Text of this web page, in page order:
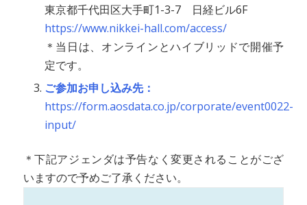
東京都千代田区大手町1-3-7 日経ビル6F
https://www.nikkei-hall.com/access/
＊当日は、オンラインとハイブリッドで開催予
定です。
ご参加お申し込み先：
https://form.aosdata.co.jp/corporate/event0022-
input/
＊下記アジェンダは予告なく変更されることがござ
いますので予めご了承ください。